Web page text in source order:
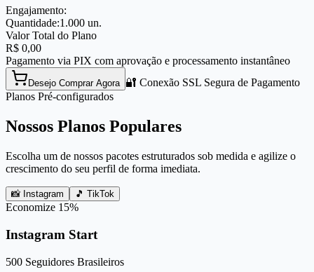
Engajamento:
Quantidade:1.000 un.
Valor Total do Plano
R$ 0,00
Pagamento via PIX com aprovação e processamento instantâneo
Desejo Comprar Agora 🔐 Conexão SSL Segura de Pagamento
Planos Pré-configurados
Nossos Planos Populares
Escolha um de nossos pacotes estruturados sob medida e agilize o
crescimento do seu perfil de forma imediata.
📸 Instagram 🎵 TikTok
Economize 15%
Instagram Start
500 Seguidores Brasileiros